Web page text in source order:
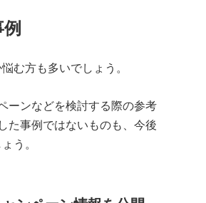
む方も多いでしょう。
ーンなどを検討する際の参考
た事例ではないものも、今後
う。